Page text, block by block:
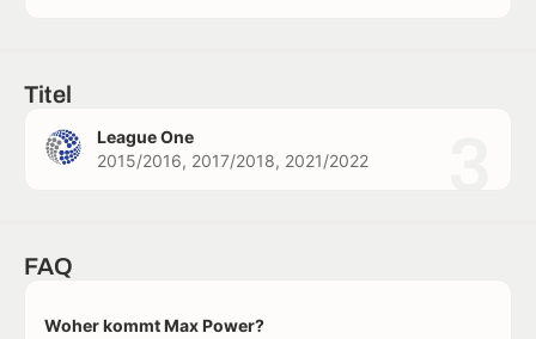
Titel
League One
2015/2016, 2017/2018, 2021/2022
FAQ
Woher kommt Max Power?